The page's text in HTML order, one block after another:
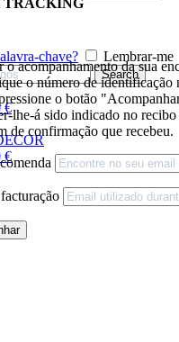
chave? Lembrar-me
Search
€
€
TRACKING
o acompanhamento da sua
o número de identificação
o botão
lhe-á sido indicado no recibo
de confirmação que recebeu.